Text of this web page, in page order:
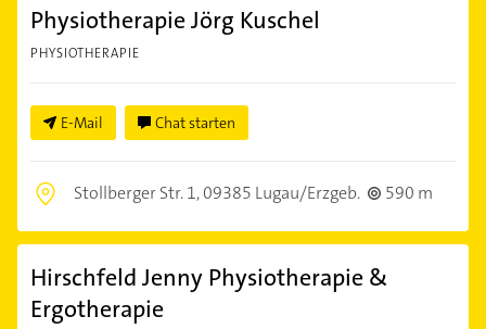
Physiotherapie Jörg Kuschel
PHYSIOTHERAPIE
E-Mail Chat starten
Stollberger Str. 1,09385 Lugau/Erzgeb. 590 m
Hirschfeld Jenny Physiotherapie &
Ergotherapie